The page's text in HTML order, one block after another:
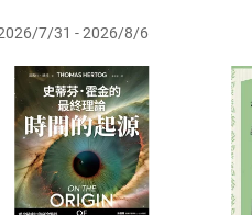
商品即代表知悉本店鋪所銷
得請求退貨退款。
辦理退貨時，請登入樂天市
進行審核，待審核通過後將為
訂單為單位進行取消/退貨，
放入購物車
Shopping cart
用？
7/31 - 2026/8/6